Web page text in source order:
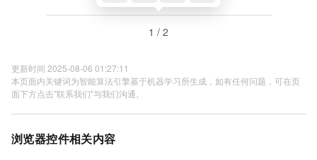
1 / 2
更新时间 2025-08-06 01:27:11
本页面内关键词为智能算法引擎基于机器学习所生成，如有任何问题，可在页
面下方点击"联系我们"与我们沟通。
浏览器控件相关内容